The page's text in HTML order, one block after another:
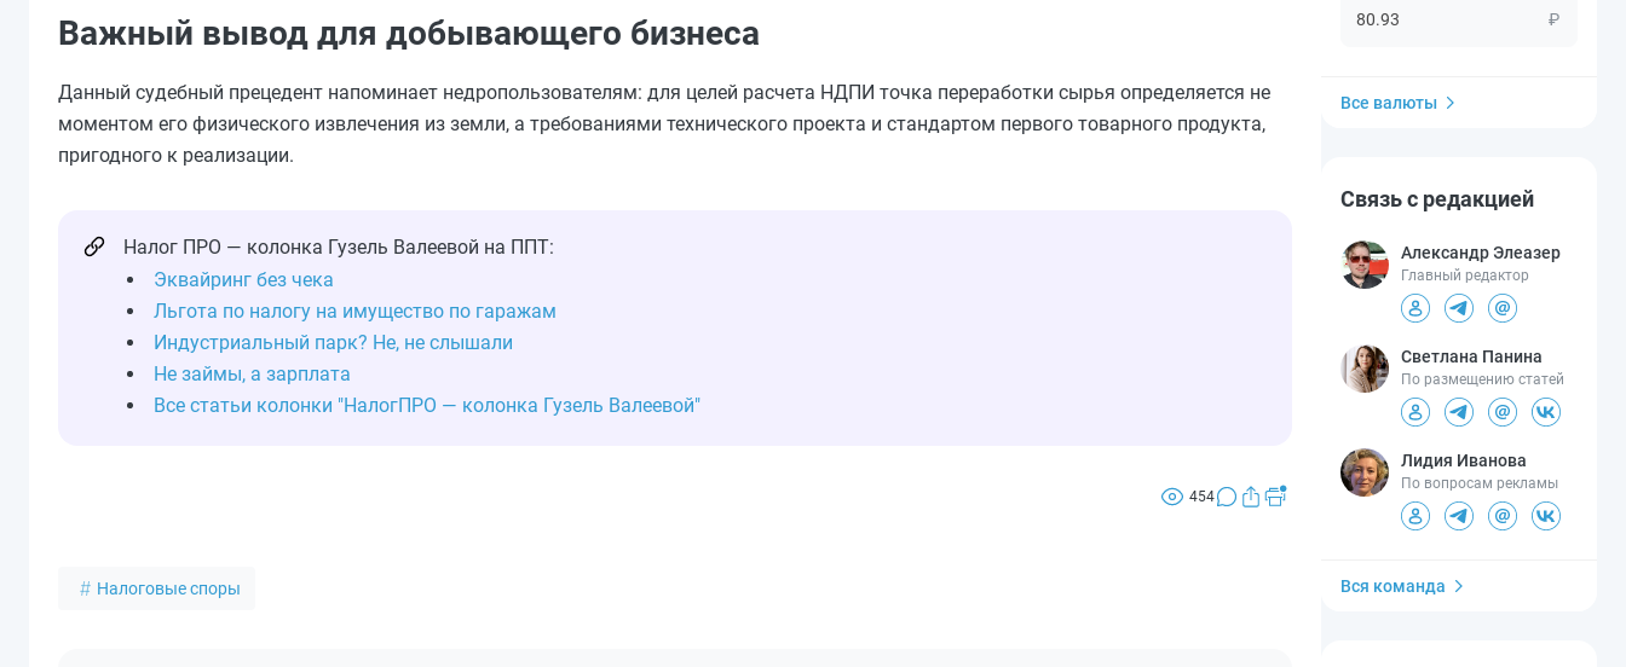
Важный вывод для добывающего бизнеса
Данный судебный прецедент напоминает недропользователям: для целей расчета НДПИ точка переработки сырья определяется не
моментом его физического извлечения из земли, а требованиями технического проекта и стандартом первого товарного продукта,
пригодного к реализации.
Налог ПРО — колонка Гузель Валеевой на ППТ:
Эквайринг без чека
Льгота по налогу на имущество по гаражам
Индустриальный парк? Не, не слышали
Не займы, а зарплата
Все статьи колонки "НалогПРО — колонка Гузель Валеевой"
454
Налоговые споры
₽
Все валюты
Связь с редакцией
Александр Элеазер
Главный редактор
Светлана Панина
По размещению статей
Лидия Иванова
По вопросам рекламы
Вся команда